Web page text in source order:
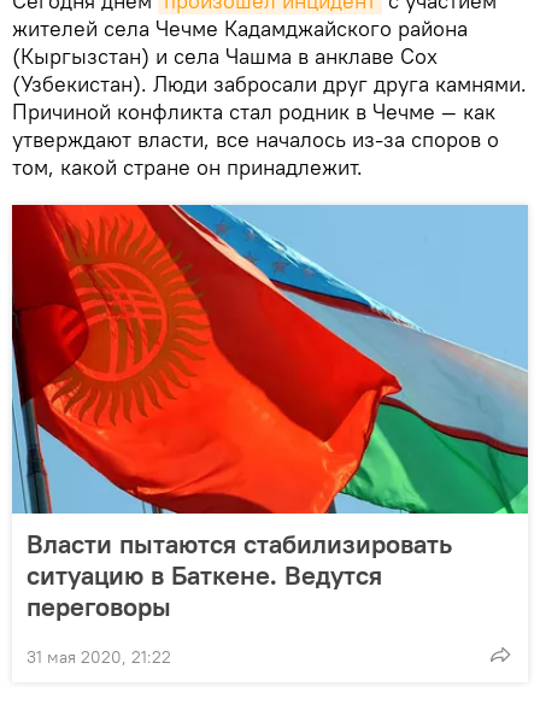
жителей села Чечме Кадамджайского района
(Кыргызстан) и села Чашма в анклаве Сох
(Узбекистан). Люди забросали друг друга камнями.
Причиной конфликта стал родник в Чечме — как
утверждают власти, все началось из-за споров о
том, какой стране он принадлежит.
Власти пытаются стабилизировать
ситуацию в Баткене. Ведутся
переговоры
31 мая 2020, 21:22